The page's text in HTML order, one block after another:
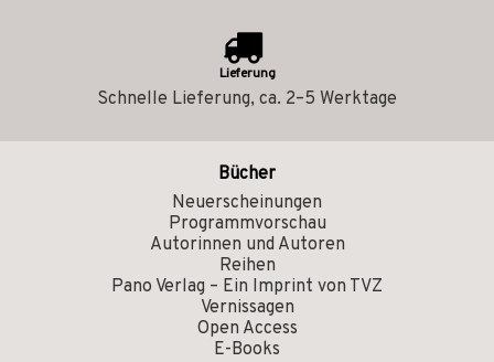
Lieferung
Schnelle Lieferung, ca. 2–5 Werktage
Bücher
Neuerscheinungen
Programmvorschau
Autorinnen und Autoren
Reihen
Pano Verlag – Ein Imprint von TVZ
Vernissagen
Open Access
E-Books